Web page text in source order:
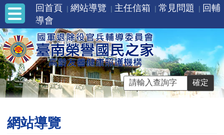
回首頁 網站導覽 主任信箱 常見問題
回輔
導會
網站導覽